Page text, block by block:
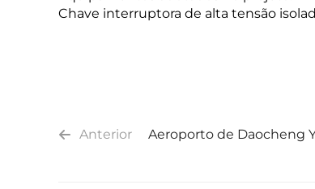
Chave interruptora de alta tensão
Anterior Aeroporto de Daocheng